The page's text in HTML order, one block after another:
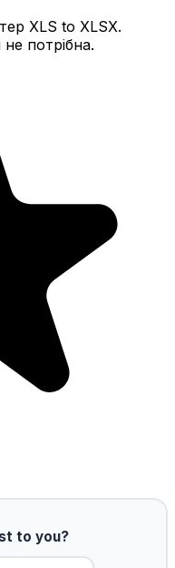
XLS to XLSX.
потрібна.
to you?